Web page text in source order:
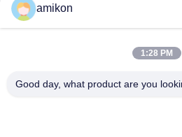
amikon
1:28 PM
Good day, what product are you